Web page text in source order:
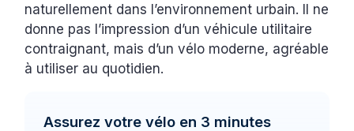
naturellement dans l’environnement urbain. Il ne
donne pas l’impression d’un véhicule utilitaire
contraignant, mais d’un vélo moderne, agréable
à utiliser au quotidien.
Assurez votre vélo en 3 minutes